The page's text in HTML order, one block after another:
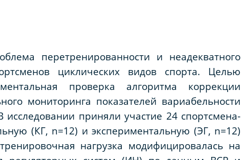
перетренированности и неадекватного
циклических видов спорта. Целью
проверка алгоритма коррекции
мониторинга показателей вариабельности
приняли участие 24 спортсмена-
(КГ, n=12) и экспериментальную (ЭГ, n=12)
нагрузка модифицировалась на